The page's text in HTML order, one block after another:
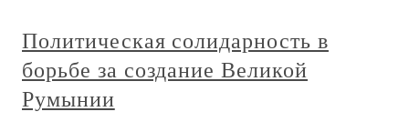
Политическая солидарность в
борьбе за создание Великой
Румынии